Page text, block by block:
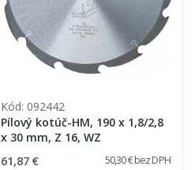
Kód: 092442
Pílový kotúč-HM, 190 x 1,8/2,8
x 30 mm, Z 16, WZ
61,87 € 50,30 € bez DPH